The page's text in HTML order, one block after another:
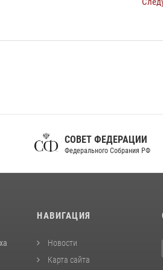
СОВЕТ ФЕДЕРАЦИИ
Федерального Собрания РФ
НАВИГАЦИЯ
Новости
Карта сайта